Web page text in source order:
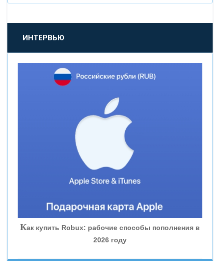
«БАНК САНКТ-ПЕТЕРБУРГ»
«ПРОМСВЯЗЬБАНК»
«НОВИКОМБАНК»
«ВНЕШПРОМБАНК»
«БАНК ГЛОБЭКС»
«СОВКОМБАНК»
ИНТЕРВЬЮ
Как купить Robux: рабочие способы пополнения в
2026 году